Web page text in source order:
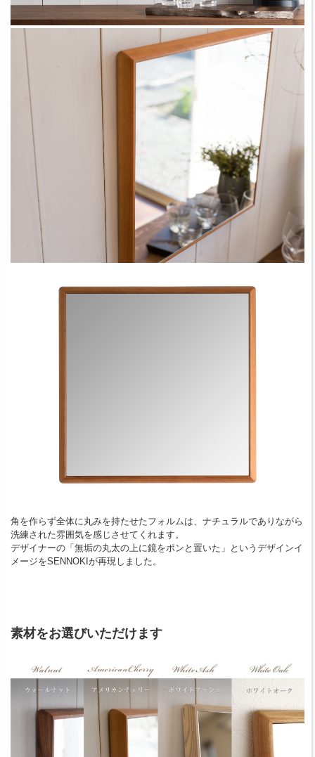
角を作らず全体に丸みを持たせたフォルムは、ナチュラルでありながら
洗練された雰囲気を感じさせてくれます。
デザイナーの「無垢の丸太の上に鏡をポンと置いた」というデザインイ
メージをSENNOKIが再現しました。
素材をお選びいただけます